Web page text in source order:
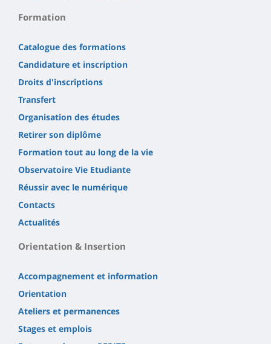
Formation
Catalogue des formations
Candidature et inscription
Droits d'inscriptions
Transfert
Organisation des études
Retirer son diplôme
Formation tout au long de la vie
Observatoire Vie Etudiante
Réussir avec le numérique
Contacts
Actualités
Orientation & Insertion
Accompagnement et information
Orientation
Ateliers et permanences
Stages et emplois